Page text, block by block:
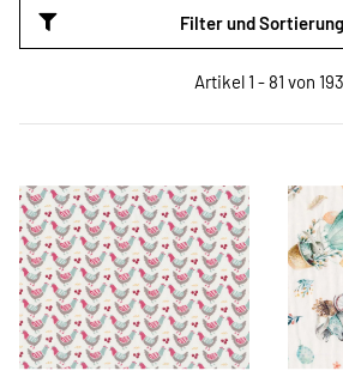
Filter und Sortierung
Artikel 1 - 81 von 193